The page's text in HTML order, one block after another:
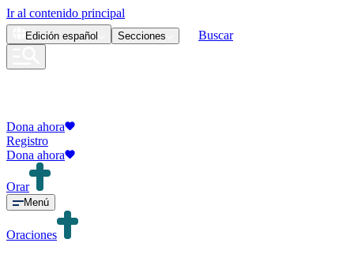
Ir al contenido principal
Edición español Secciones Buscar
Dona ahora
Registro
Dona ahora
Orar
Menú
Oraciones